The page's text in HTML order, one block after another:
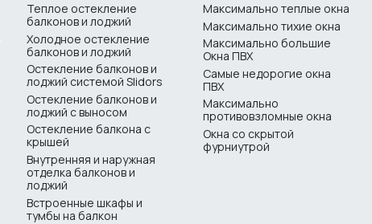
Теплое остекление
балконов и лоджий
Холодное остекление
балконов и лоджий
Остекление балконов и
лоджий системой Slidors
Остекление балконов и
лоджий с выносом
Остекление балкона с
крышей
Внутренняя и наружная
отделка балконов и
лоджий
Встроенные шкафы и
тумбы на балкон
Максимально теплые окна
Максимально тихие окна
Максимально большие
Окна ПВХ
Самые недорогие окна
ПВХ
Максимально
противовзломные окна
Окна со скрытой
фурниутрой